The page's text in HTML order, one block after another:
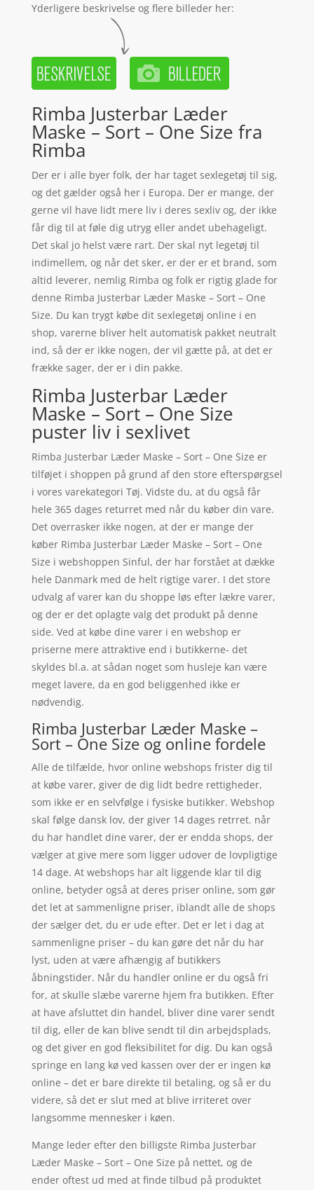
Yderligere beskrivelse og flere billeder her:
Rimba Justerbar Læder
Maske – Sort – One Size fra
Rimba
Der er i alle byer folk, der har taget sexlegetøj til sig,
og det gælder også her i Europa. Der er mange, der
gerne vil have lidt mere liv i deres sexliv og, der ikke
får dig til at føle dig utryg eller andet ubehageligt.
Det skal jo helst være rart. Der skal nyt legetøj til
indimellem, og når det sker, er der er et brand, som
altid leverer, nemlig Rimba og folk er rigtig glade for
denne Rimba Justerbar Læder Maske – Sort – One
Size. Du kan trygt købe dit sexlegetøj online i en
shop, varerne bliver helt automatisk pakket neutralt
ind, så der er ikke nogen, der vil gætte på, at det er
frække sager, der er i din pakke.
Rimba Justerbar Læder
Maske – Sort – One Size
puster liv i sexlivet
Rimba Justerbar Læder Maske – Sort – One Size er
tilføjet i shoppen på grund af den store efterspørgsel
i vores varekategori Tøj. Vidste du, at du også får
hele 365 dages returret med når du køber din vare.
Det overrasker ikke nogen, at der er mange der
køber Rimba Justerbar Læder Maske – Sort – One
Size i webshoppen Sinful, der har forstået at dække
hele Danmark med de helt rigtige varer. I det store
udvalg af varer kan du shoppe løs efter lækre varer,
og der er det oplagte valg det produkt på denne
side. Ved at købe dine varer i en webshop er
priserne mere attraktive end i butikkerne- det
skyldes bl.a. at sådan noget som husleje kan være
meget lavere, da en god beliggenhed ikke er
nødvendig.
Rimba Justerbar Læder Maske –
Sort – One Size og online fordele
Alle de tilfælde, hvor online webshops frister dig til
at købe varer, giver de dig lidt bedre rettigheder,
som ikke er en selvfølge i fysiske butikker. Webshop
skal følge dansk lov, der giver 14 dages retrret. når
du har handlet dine varer, der er endda shops, der
vælger at give mere som ligger udover de lovpligtige
14 dage. At webshops har alt liggende klar til dig
online, betyder også at deres priser online, som gør
det let at sammenligne priser, iblandt alle de shops
der sælger det, du er ude efter. Det er let i dag at
sammenligne priser – du kan gøre det når du har
lyst, uden at være afhængig af butikkers
åbningstider. Når du handler online er du også fri
for, at skulle slæbe varerne hjem fra butikken. Efter
at have afsluttet din handel, bliver dine varer sendt
til dig, eller de kan blive sendt til din arbejdsplads,
og det giver en god fleksibilitet for dig. Du kan også
springe en lang kø ved kassen over der er ingen kø
online – det er bare direkte til betaling, og så er du
videre, så det er slut med at blive irriteret over
langsomme mennesker i køen.
Mange leder efter den billigste Rimba Justerbar
Læder Maske – Sort – One Size på nettet, og de
ender oftest ud med at finde tilbud på produktet